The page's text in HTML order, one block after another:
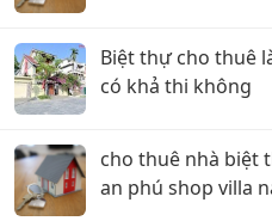
Biệt thự cho thuê
có khả thi không
cho thuê nhà biệt
an phú shop villa